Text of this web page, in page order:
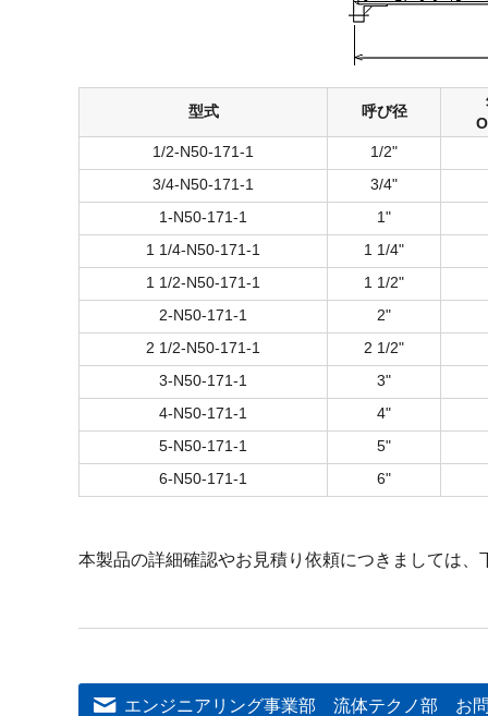
型式 呼び径
1/2-N50-171-1
1/2"
3/4-N50-171-1
3/4"
1-N50-171-1
1"
1 1/4-N50-171-1
1 1/4"
1 1/2-N50-171-1
1 1/2"
2-N50-171-1
2"
2 1/2-N50-171-1
2 1/2"
3-N50-171-1
3"
4-N50-171-1
4"
5-N50-171-1
5"
6-N50-171-1
6"
本製品の詳細確認やお見積り依頼につきましては
エンジニアリング事業部 流体テクノ部 お